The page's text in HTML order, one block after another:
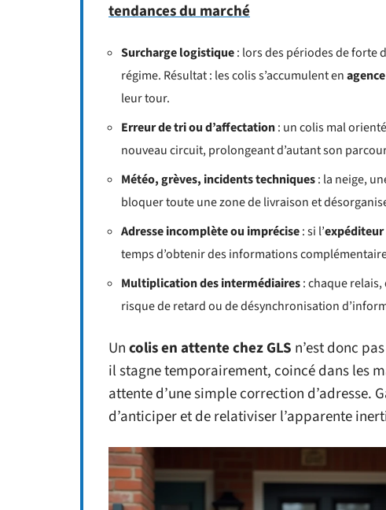
tendances du marché
Surcharge logistique: lors des périodes de forte
régime. Résultat : les colis s’accumulent en
leur tour.
Erreur de tri ou d’affectation: un colis mal
nouveau circuit, prolongeant d’autant son
Météo, grèves, incidents techniques: la neige,
bloquer toute une zone de livraison et
Adresse incomplète ou imprécise: si l’expéditeur
temps d’obtenir des informations
Multiplication des intermédiaires: chaque
risque de retard ou de désynchronisation
Uncolis en attente chez GLS n’est donc
il stagne temporairement, coincé dans les
attente d’une simple correction d’adresse.
d’anticiper et de relativiser l’apparente